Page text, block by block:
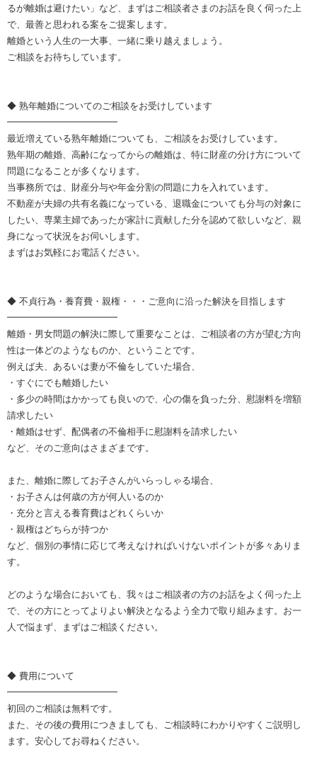
るが離婚は避けたい」など、まずはご相談者さまのお話を良く伺った上
で、最善と思われる案をご提案します。
離婚という人生の一大事、一緒に乗り越えましょう。
ご相談をお待ちしています。
◆ 熟年離婚についてのご相談をお受けしています
━━━━━━━━━━━━
最近増えている熟年離婚についても、ご相談をお受けしています。
熟年期の離婚、高齢になってからの離婚は、特に財産の分け方について
問題になることが多くなります。
当事務所では、財産分与や年金分割の問題に力を入れています。
不動産が夫婦の共有名義になっている、退職金についても分与の対象に
したい、専業主婦であったが家計に貢献した分を認めて欲しいなど、親
身になって状況をお伺いします。
まずはお気軽にお電話ください。
◆ 不貞行為・養育費・親権・・・ご意向に沿った解決を目指します
━━━━━━━━━━━━
離婚・男女問題の解決に際して重要なことは、ご相談者の方が望む方向
性は一体どのようなものか、ということです。
例えば夫、あるいは妻が不倫をしていた場合、
・すぐにでも離婚したい
・多少の時間はかかっても良いので、心の傷を負った分、慰謝料を増額
請求したい
・離婚はせず、配偶者の不倫相手に慰謝料を請求したい
など、そのご意向はさまざまです。
また、離婚に際してお子さんがいらっしゃる場合、
・お子さんは何歳の方が何人いるのか
・充分と言える養育費はどれくらいか
・親権はどちらが持つか
など、個別の事情に応じて考えなければいけないポイントが多々ありま
す。
どのような場合においても、我々はご相談者の方のお話をよく伺った上
で、その方にとってよりよい解決となるよう全力で取り組みます。お一
人で悩まず、まずはご相談ください。
◆ 費用について
━━━━━━━━━━━━
初回のご相談は無料です。
また、その後の費用につきましても、ご相談時にわかりやすくご説明し
ます。安心してお尋ねください。